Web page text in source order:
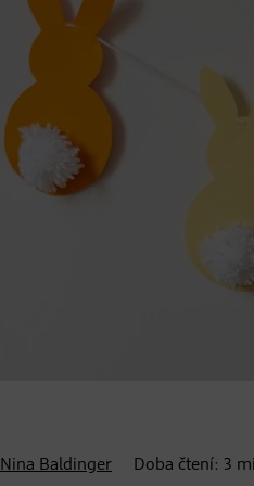
Nina Baldinger Doba čtení: 3